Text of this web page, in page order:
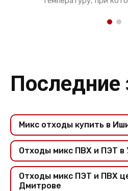
Последние
Микс отходы купить в
Отходы микс ПВХ и ПЭТ в
Отходы микс ПЭТ и ПВХ
Дмитрове